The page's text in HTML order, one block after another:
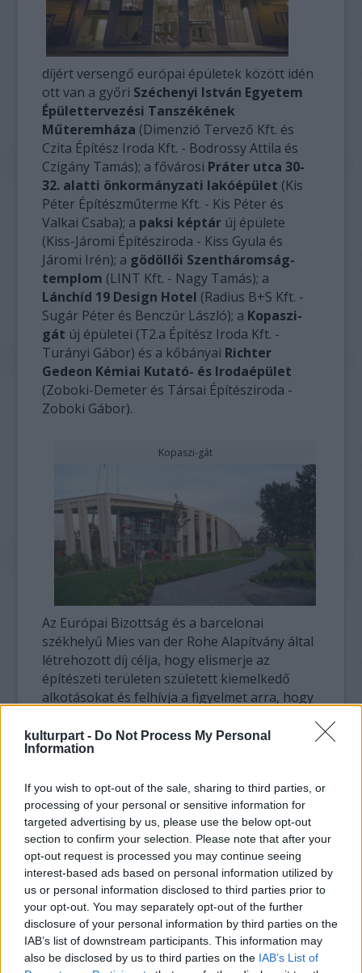
kulturpart - Do Not Process My Personal
Information
If you wish to opt-out of the sale, sharing to third parties, or
processing of your personal or sensitive information for
targeted advertising by us, please use the below opt-out
section to confirm your selection. Please note that after your
opt-out request is processed you may continue seeing
interest-based ads based on personal information utilized by
us or personal information disclosed to third parties prior to
your opt-out. You may separately opt-out of the further
disclosure of your personal information by third parties on the
IAB’s list of downstream participants. This information may
also be disclosed by us to third parties on the IAB’s List of
díjért versengő európai épületek között idén
ott van a győri Széchenyi István Egyetem
Épülettervezési Tanszékének
Műteremháza (Dimenzió Tervező Kft. és
Czita Építész Iroda Kft. - Bodrossy Attila és
Czigány Tamás); a fővárosi Práter utca 30-
32. alatti önkormányzati lakóépület (Kis
Péter Építészműterme Kft. - Kis Péter és
Valkai Csaba); a paksi képtár új épülete
(Kiss-Járomi Építésziroda - Kiss Gyula és
Járomi Irén); a gödöllői Szentháromság-
templom (LINT Kft. - Nagy Tamás); a
Lánchíd 19 Design Hotel (Radius B+S Kft. -
Sugár Péter és Benczúr László); a Kopaszi-
gát új épületei (T2.a Építész Iroda Kft. -
Turányi Gábor) és a kőbányai Richter
Gedeon Kémiai Kutató- és Irodaépület
(Zoboki-Demeter és Társai Építésziroda -
Zoboki Gábor).
Kopaszi-gát
Az Európai Bizottság és a barcelonai
székhelyű Mies van der Rohe Alapítvány által
létrehozott díj célja, hogy elismerje az
építészeti területen született kiemelkedő
alkotásokat és felhívja a figyelmet arra, hogy
szerepet játszanak az új elképzelések és
technológiák kifejlesztésében. A díjra
Építésztanács (Architects Council of Europe)
tagszervezetei és más nemzeti építész
szövetségek javasolhatnak projekteket.
Európa legjobb új épületének tervezői
mellett a karrierjük elején álló fiatal
építészeket is jutalmazzák: a szakemberekből
álló zsűri a Mies van der Rohe-díj mellett
odaítéli a Kezdő Építészek Külön Elismerését,
amely 20 ezer eurós (több mint 3,5 millió